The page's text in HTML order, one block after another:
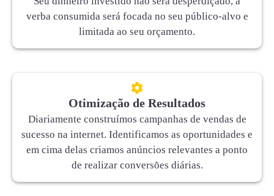
verba consumida será focada no seu público-alvo e
limitada ao seu orçamento.
Otimização de Resultados
Diariamente construímos campanhas de vendas de
sucesso na internet. Identificamos as oportunidades e
em cima delas criamos anúncios relevantes a ponto
de realizar conversões diárias.